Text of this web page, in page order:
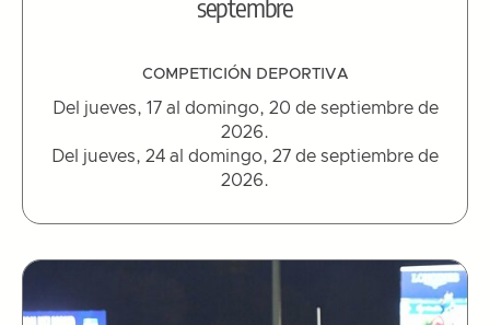
septembre
COMPETICIÓN DEPORTIVA
Del jueves, 17 al domingo, 20 de septiembre de
2026.
Del jueves, 24 al domingo, 27 de septiembre de
2026.